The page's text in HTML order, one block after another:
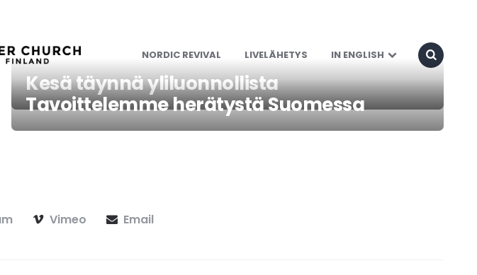
NORDIC REVIVAL LIVELÄHETYS IN ENGLISH
Kesä täynnä yliluonnollista
Tavoittelemme herätystä Suomessa
Vimeo Email